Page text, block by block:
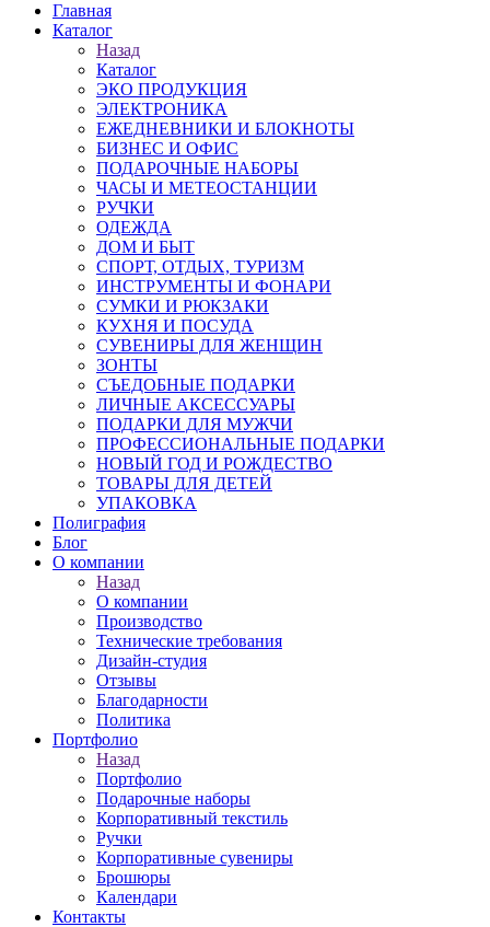
Главная
Каталог
Назад
Каталог
ЭКО ПРОДУКЦИЯ
ЭЛЕКТРОНИКА
ЕЖЕДНЕВНИКИ И БЛОКНОТЫ
БИЗНЕС И ОФИС
ПОДАРОЧНЫЕ НАБОРЫ
ЧАСЫ И МЕТЕОСТАНЦИИ
РУЧКИ
ОДЕЖДА
ДОМ И БЫТ
СПОРТ, ОТДЫХ, ТУРИЗМ
ИНСТРУМЕНТЫ И ФОНАРИ
СУМКИ И РЮКЗАКИ
КУХНЯ И ПОСУДА
СУВЕНИРЫ ДЛЯ ЖЕНЩИН
ЗОНТЫ
СЪЕДОБНЫЕ ПОДАРКИ
ЛИЧНЫЕ АКСЕССУАРЫ
ПОДАРКИ ДЛЯ МУЖЧИ
ПРОФЕССИОНАЛЬНЫЕ ПОДАРКИ
НОВЫЙ ГОД И РОЖДЕСТВО
ТОВАРЫ ДЛЯ ДЕТЕЙ
УПАКОВКА
Полиграфия
Блог
О компании
Назад
О компании
Производство
Технические требования
Дизайн-студия
Отзывы
Благодарности
Политика
Портфолио
Назад
Портфолио
Подарочные наборы
Корпоративный текстиль
Ручки
Корпоративные сувениры
Брошюры
Календари
Контакты